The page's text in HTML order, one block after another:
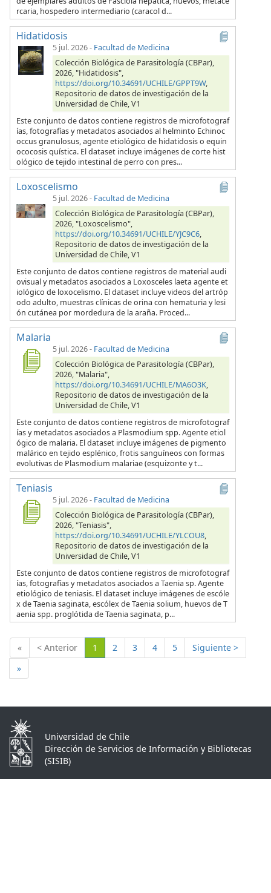
rcaria, hospedero intermediario (caracol d...
Hidatidosis
5 jul. 2026- Facultad de Medicina
Colección Biológica de Parasitología (CBPar),
2026, "Hidatidosis",
https://doi.org/10.34691/UCHILE/GPPT9W,
Repositorio de datos de investigación de la
Universidad de Chile, V1
Este conjunto de datos contiene registros de microfotograf
ías, fotografías y metadatos asociados al helminto Echinoc
occus granulosus, agente etiológico de hidatidosis o equin
ococosis quística. El dataset incluye imágenes de corte hist
ológico de tejido intestinal de perro con pres...
Loxoscelismo
5 jul. 2026- Facultad de Medicina
Colección Biológica de Parasitología (CBPar),
2026, "Loxoscelismo",
https://doi.org/10.34691/UCHILE/YJC9C6,
Repositorio de datos de investigación de la
Universidad de Chile, V1
Este conjunto de datos contiene registros de material audi
ovisual y metadatos asociados a Loxosceles laeta agente et
iológico de loxocelismo. El dataset incluye videos del artróp
odo adulto, muestras clínicas de orina con hematuria y lesi
ón cutánea por mordedura de la araña. Proced...
Malaria
5 jul. 2026- Facultad de Medicina
Colección Biológica de Parasitología (CBPar),
2026, "Malaria",
https://doi.org/10.34691/UCHILE/MA6O3K,
Repositorio de datos de investigación de la
Universidad de Chile, V1
Este conjunto de datos contiene registros de microfotograf
ías y metadatos asociados a Plasmodium spp. Agente etiol
ógico de malaria. El dataset incluye imágenes de pigmento
malárico en tejido esplénico, frotis sanguíneos con formas
evolutivas de Plasmodium malariae (esquizonte y t...
Teniasis
5 jul. 2026- Facultad de Medicina
Colección Biológica de Parasitología (CBPar),
2026, "Teniasis",
https://doi.org/10.34691/UCHILE/YLCOU8,
Repositorio de datos de investigación de la
Universidad de Chile, V1
Este conjunto de datos contiene registros de microfotograf
ías, fotografías y metadatos asociados a Taenia sp. Agente
etiológico de teniasis. El dataset incluye imágenes de escóle
x de Taenia saginata, escólex de Taenia solium, huevos de T
aenia spp. proglótida de Taenia saginata, p...
« < Anterior 1 (Actual)
2 3 4 5
Siguiente >
»
Universidad de Chile
Dirección de Servicios de Información y Bibliotecas
(SISIB)